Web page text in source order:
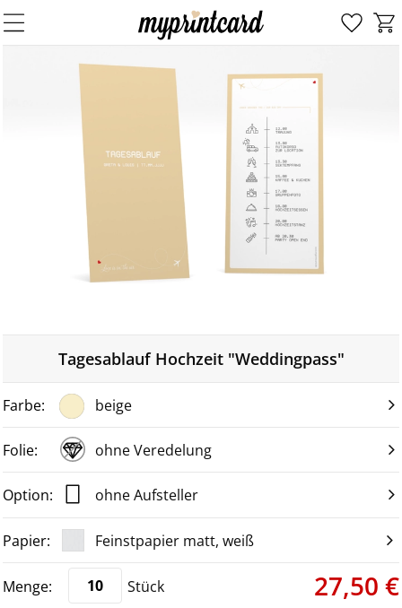
Tagesablauf Hochzeit "Weddingpass"
beige
ohne Veredelung
ohne Aufsteller
Feinstpapier matt, weiß
Stück 27,50 €